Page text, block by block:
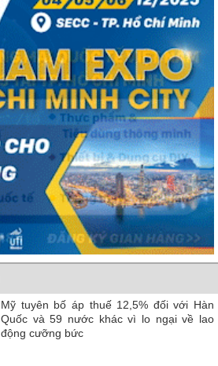
Mỹ tuyên bố áp thuế 12,5% đối với Hàn
Quốc và 59 nước khác vì lo ngại về lao
động cưỡng bức